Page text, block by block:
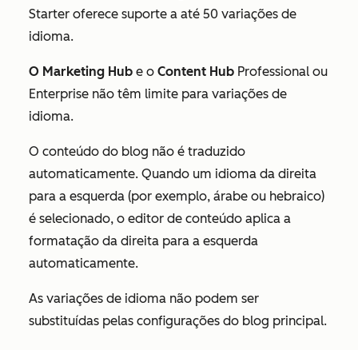
Starter oferece suporte a até 50 variações de
idioma.
O Marketing Hub e o Content Hub Professional ou
Enterprise não têm limite para variações de
idioma.
O conteúdo do blog não é traduzido
automaticamente. Quando um idioma da direita
para a esquerda (por exemplo, árabe ou hebraico)
é selecionado, o editor de conteúdo aplica a
formatação da direita para a esquerda
automaticamente.
As variações de idioma não podem ser
substituídas pelas configurações do blog principal.